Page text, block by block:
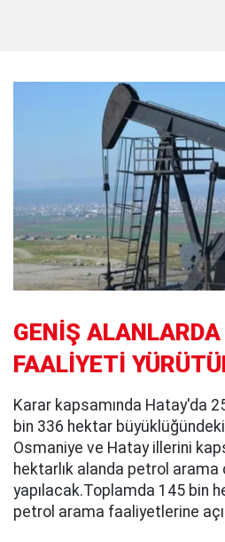
GENİŞ
FAALİYETİ
Karar kapsamında Hatay'da
bin 336 hektar
Osmaniye ve Hatay illerini
hektarlık alanda petrol arama
yapılacak.Toplamda 145 bin
petrol arama faaliyetlerine